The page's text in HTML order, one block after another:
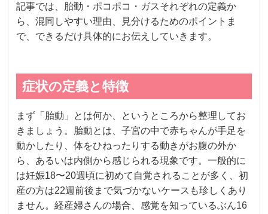
記事では、胎動・ポコポコ・ガスそれぞれの定義か
ら、混同しやすい理由、見分けるためのポイントま
で、できるだけ具体的にお伝えしていきます。
症状の定義と特徴
まず「胎動」とは何か、というところから整理してお
きましょう。胎動とは、子宮の中で赤ちゃんが手足を
動かしたり、体をひねったりする動きがお腹の外か
ら、あるいは内側から感じられる現象です。一般的に
は妊娠18〜20週頃に初めて自覚されることが多く、初
産の方は22週前後まで気づかないケースも珍しくあり
ません。経産婦さんの場合、感覚を知っているぶん16